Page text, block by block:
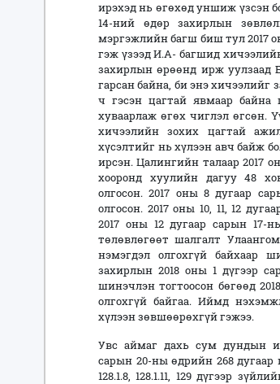
ирэхэд нь өгөхөд уншиж үзсэн
14-ний өдөр захирлын
мэргэжлийн багш биш тул 2017
гэж үзээд И.А- багшид
захирлын өрөөнд ирж уулзаад
гарсан байна, би энэ хичээлийг
ч гэсэн цагтай явмаар байна
хуваарлаж өгөх чиглэл өгсөн.
хичээлийн зохих цагтай
хүсэлтийг нь хүлээн авч байж
ирсэн. Цалингийн талаар 2017
хооронд хуулийн дагуу 48
олгосон. 2017 оны 8 дугаар
олгосон. 2017 оны 10, 11, 12
2017 оны 12 дугаар сарын
төлөвлөгөөт шалгалт
нэмэгдэл олгохгүй байхаар
захирлын 2018 оны 1 дүгээр
шинэчлэн тогтоосон бөгөөд
олгохгүй байгаа. Иймд
хүлээн зөвшөөрөхгүй гэжээ.
Увс аймаг дахь сум дундын
сарын 20-ны өдрийн 268
128.1.8, 128.1.11, 129 дүгээр